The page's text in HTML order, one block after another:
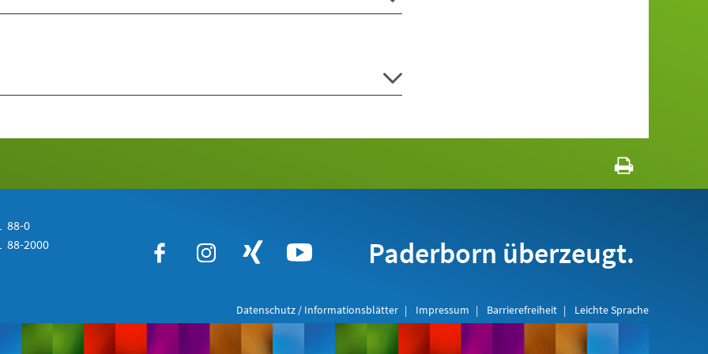
88-0
88-2000 Paderborn überzeugt.
Datenschutz / Informationsblätter Impressum Barrierefreiheit Leichte Sprache